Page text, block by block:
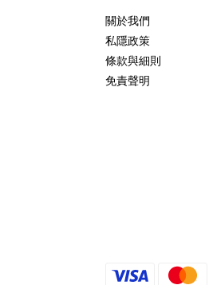
關於我們
私隱政策
條款與細則
免責聲明